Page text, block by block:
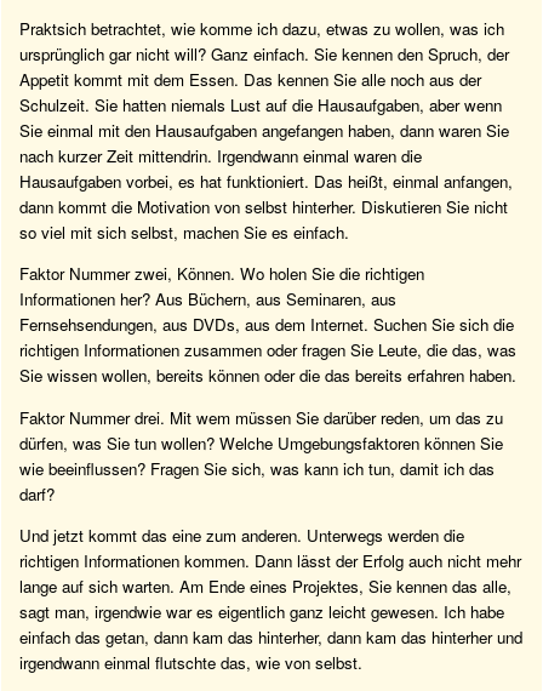
Praktsich betrachtet, wie komme ich dazu, etwas zu wollen, was ich
ursprünglich gar nicht will? Ganz einfach. Sie kennen den Spruch, der
Appetit kommt mit dem Essen. Das kennen Sie alle noch aus der
Schulzeit. Sie hatten niemals Lust auf die Hausaufgaben, aber wenn
Sie einmal mit den Hausaufgaben angefangen haben, dann waren Sie
nach kurzer Zeit mittendrin. Irgendwann einmal waren die
Hausaufgaben vorbei, es hat funktioniert. Das heißt, einmal anfangen,
dann kommt die Motivation von selbst hinterher. Diskutieren Sie nicht
so viel mit sich selbst, machen Sie es einfach.
Faktor Nummer zwei, Können. Wo holen Sie die richtigen
Informationen her? Aus Büchern, aus Seminaren, aus
Fernsehsendungen, aus DVDs, aus dem Internet. Suchen Sie sich die
richtigen Informationen zusammen oder fragen Sie Leute, die das, was
Sie wissen wollen, bereits können oder die das bereits erfahren haben.
Faktor Nummer drei. Mit wem müssen Sie darüber reden, um das zu
dürfen, was Sie tun wollen? Welche Umgebungsfaktoren können Sie
wie beeinflussen? Fragen Sie sich, was kann ich tun, damit ich das
darf?
Und jetzt kommt das eine zum anderen. Unterwegs werden die
richtigen Informationen kommen. Dann lässt der Erfolg auch nicht mehr
lange auf sich warten. Am Ende eines Projektes, Sie kennen das alle,
sagt man, irgendwie war es eigentlich ganz leicht gewesen. Ich habe
einfach das getan, dann kam das hinterher, dann kam das hinterher und
irgendwann einmal flutschte das, wie von selbst.